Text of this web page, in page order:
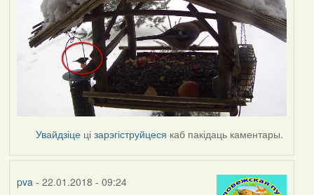
Увайдзіце цізарэгіструйцеся каб пакідаць каментары.
pva- 22.01.2018 - 09:24